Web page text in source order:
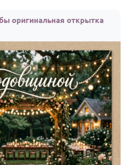
оригинальная открытка